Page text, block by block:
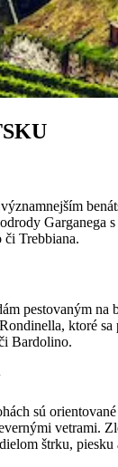
Garganega
či Trebbiana.
pestovaným na
ktoré
Bardolino.
sú
vetrami.
štrku, piesku